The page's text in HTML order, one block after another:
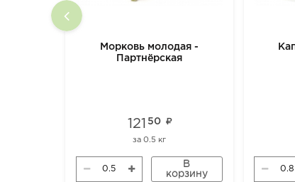
Морковь молодая -
Партнёрская
121 50
за 0.5 кг
В
корзину